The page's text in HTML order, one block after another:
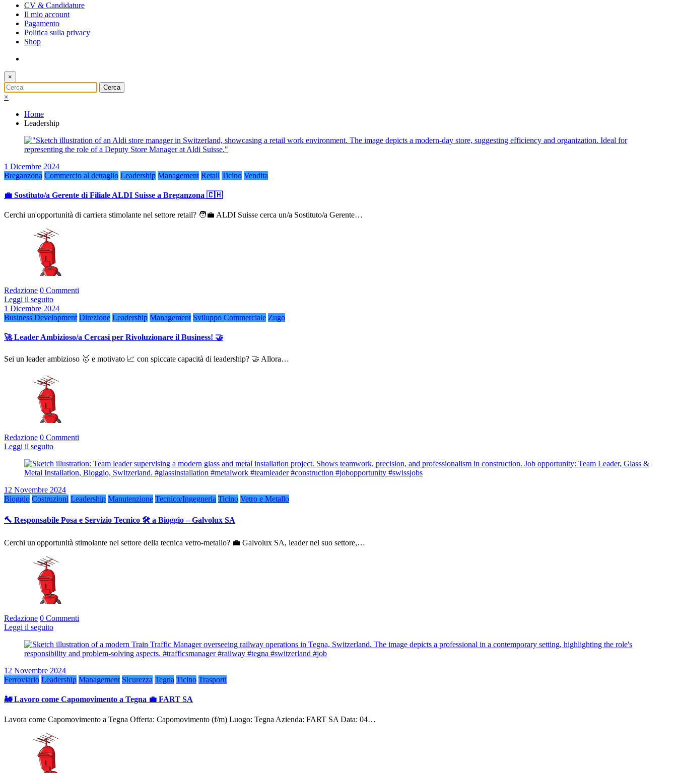
CV & Candidature
Il mio account
Pagamento
Politica sulla privacy
Shop
×
×
Home
Leadership
1 Dicembre 2024
Breganzona Commercio al dettaglio Leadership Management Retail Ticino Vendita
💼 Sostituto/a Gerente di Filiale ALDI Suisse a Breganzona 🇨🇭
Cerchi un'opportunità di carriera stimolante nel settore retail? 🧑‍💼 ALDI Suisse cerca un/a Sostituto/a Gerente…
Redazione 0 Commenti
Leggi il seguito
1 Dicembre 2024
Business Development Direzione Leadership Management Sviluppo Commerciale Zugo
🚀 Leader Ambizioso/a Cercasi per Rivoluzionare il Business! 🤝
Sei un leader ambizioso 🥇 e motivato 📈 con spiccate capacità di leadership? 🤝 Allora…
Redazione 0 Commenti
Leggi il seguito
12 Novembre 2024
Bioggio Costruzioni Leadership Manutenzione Tecnico/Ingegneria Ticino Vetro e Metallo
🔨 Responsabile Posa e Servizio Tecnico 🛠️ a Bioggio – Galvolux SA
Cerchi un'opportunità stimolante nel settore della tecnica vetro-metallo? 💼 Galvolux SA, leader nel suo settore,…
Redazione 0 Commenti
Leggi il seguito
12 Novembre 2024
Ferroviario Leadership Management Sicurezza Tegna Ticino Trasporti
🚂 Lavoro come Capomovimento a Tegna 💼 FART SA
Lavora come Capomovimento a Tegna Offerta: Capomovimento (f/m) Luogo: Tegna Azienda: FART SA Data: 04…